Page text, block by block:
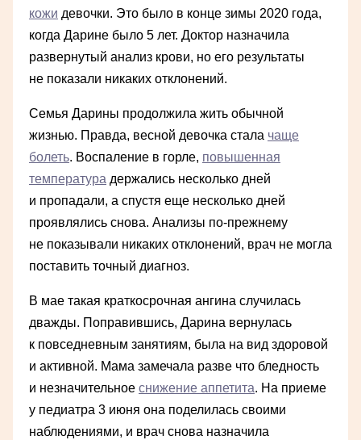
кожи девочки. Это было в конце зимы 2020 года,
когда Дарине было 5 лет. Доктор назначила
развернутый анализ крови, но его результаты
не показали никаких отклонений.
Семья Дарины продолжила жить обычной
жизнью. Правда, весной девочка стала чаще
болеть. Воспаление в горле, повышенная
температура держались несколько дней
и пропадали, а спустя еще несколько дней
проявлялись снова. Анализы по-прежнему
не показывали никаких отклонений, врач не могла
поставить точный диагноз.
В мае такая краткосрочная ангина случилась
дважды. Поправившись, Дарина вернулась
к повседневным занятиям, была на вид здоровой
и активной. Мама замечала разве что бледность
и незначительное снижение аппетита. На приеме
у педиатра 3 июня она поделилась своими
наблюдениями, и врач снова назначила